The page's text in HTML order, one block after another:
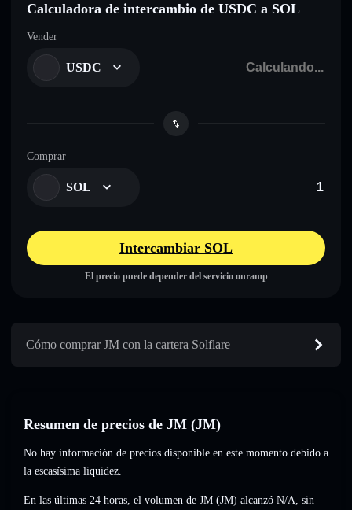
Calculadora de intercambio de USDC a SOL
Vender
USDC
Comprar
SOL
Intercambiar SOL
El precio puede depender del servicio onramp
Cómo comprar JM con la cartera Solflare
Resumen de precios de JM (JM)
No hay información de precios disponible en este momento debido a
la escasísima liquidez.
En las últimas 24 horas, el volumen de JM (JM) alcanzó N/A, sin